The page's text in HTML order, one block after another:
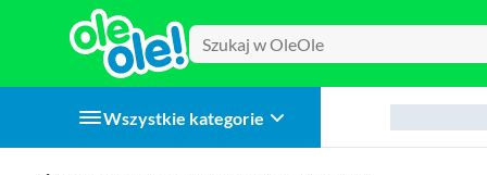
Wszystkie kategorie